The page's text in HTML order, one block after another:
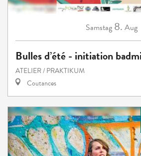
Samstag 8. Aug
Bulles d’été - initiation
ATELIER / PRAKTIKUM
Coutances